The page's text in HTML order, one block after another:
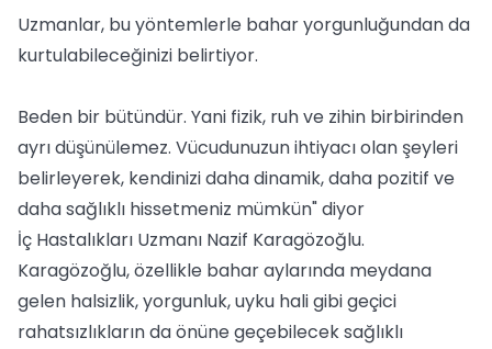
Uzmanlar, bu yöntemlerle bahar yorgunluğundan da
kurtulabileceğinizi belirtiyor.
Beden bir bütündür. Yani fizik, ruh ve zihin birbirinden
ayrı düşünülemez. Vücudunuzun ihtiyacı olan şeyleri
belirleyerek, kendinizi daha dinamik, daha pozitif ve
daha sağlıklı hissetmeniz mümkün" diyor
İç Hastalıkları Uzmanı Nazif Karagözoğlu.
Karagözoğlu, özellikle bahar aylarında meydana
gelen halsizlik, yorgunluk, uyku hali gibi geçici
rahatsızlıkların da önüne geçebilecek sağlıklı